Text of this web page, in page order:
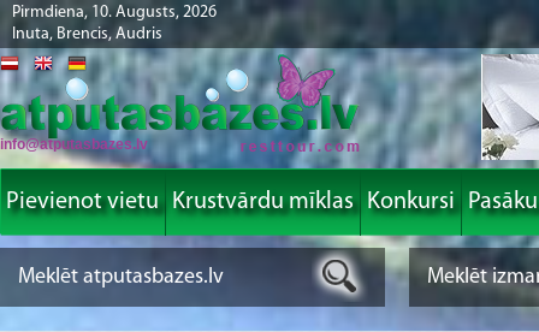
Pirmdiena, 10. Augusts, 2026
Inuta, Brencis, Audris
info@atputasbazes.lv
Pievienot vietu Krustvārdu mīklas Konkursi